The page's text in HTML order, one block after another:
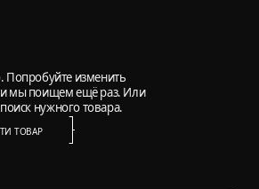
Попробуйте изменить
мы поищем ещё раз. Или
нужного товара.
ТОВАР